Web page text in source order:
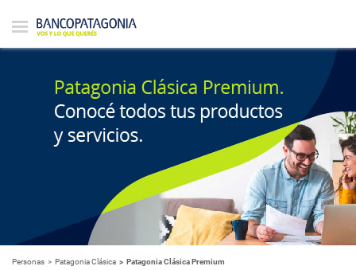
Personas Patagonia Clásica Patagonia Clásica Premium